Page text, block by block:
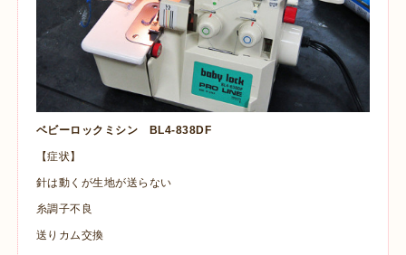
ベビーロックミシン BL4-838DF
【症状】
針は動くが生地が送らない
糸調子不良
送りカム交換